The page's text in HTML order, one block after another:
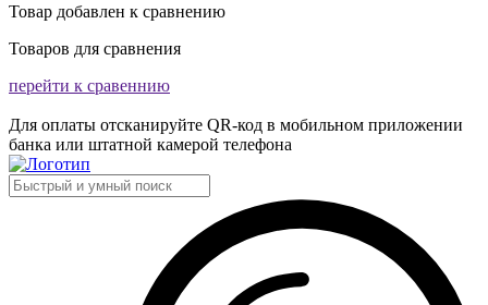
Товар добавлен к сравнению
Товаров для сравнения
перейти к сравеннию
Для оплаты отсканируйте QR-код в мобильном приложении
банка или штатной камерой телефона